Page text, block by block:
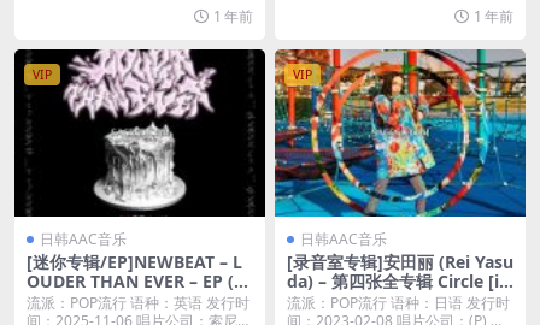
1 年前
1 年前
VIP
日韩AAC音乐
[迷你专辑/EP]NEWBEAT – L
OUDER THAN EVER – EP (20
25) [iTunes Plus M4A]
流派：POP流行 语种：英语 发行时
间：2025-11-06 唱片公司：索尼音
VIP
日韩AAC音乐
[录音室专辑]安田丽 (Rei Yasu
da) – 第四张全专辑 Circle [iT
unes Plus AAC M4A]
流派：POP流行 语种：日语 发行时
间：2023-02-08 唱片公司：(P) ...